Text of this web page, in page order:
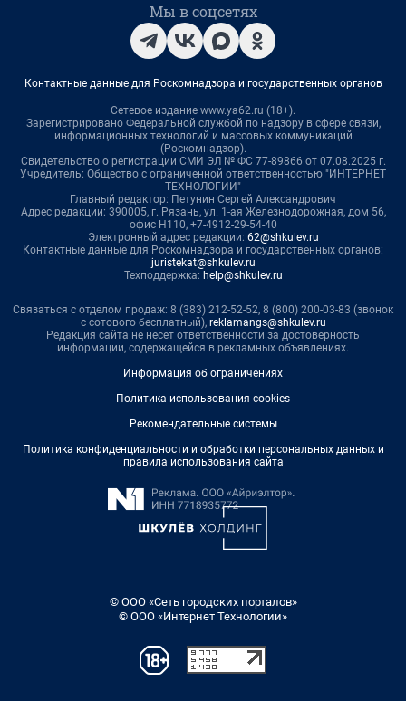
Мы в соцсетях
Контактные данные для Роскомнадзора и государственных органов
Сетевое издание www.ya62.ru (18+).
Зарегистрировано Федеральной службой по надзору в сфере связи,
информационных технологий и массовых коммуникаций
(Роскомнадзор).
Свидетельство о регистрации СМИ ЭЛ № ФС 77-89866 от 07.08.2025 г.
Учредитель: Общество с ограниченной ответственностью "ИНТЕРНЕТ
ТЕХНОЛОГИИ"
Главный редактор: Петунин Сергей Александрович
Адрес редакции: 390005, г. Рязань, ул. 1-ая Железнодорожная, дом 56,
офис Н110, +7-4912-29-54-40
Электронный адрес редакции: 62@shkulev.ru
Контактные данные для Роскомнадзора и государственных органов:
juristekat@shkulev.ru
Техподдержка: help@shkulev.ru
Связаться с отделом продаж: 8 (383) 212-52-52, 8 (800) 200-03-83 (звонок
с сотового бесплатный), reklamangs@shkulev.ru
Редакция сайта не несет ответственности за достоверность
информации, содержащейся в рекламных объявлениях.
Информация об ограничениях
Политика использования cookies
Рекомендательные системы
Политика конфиденциальности и обработки персональных данных и
правила использования сайта
© ООО «Сеть городских порталов»
© ООО «Интернет Технологии»